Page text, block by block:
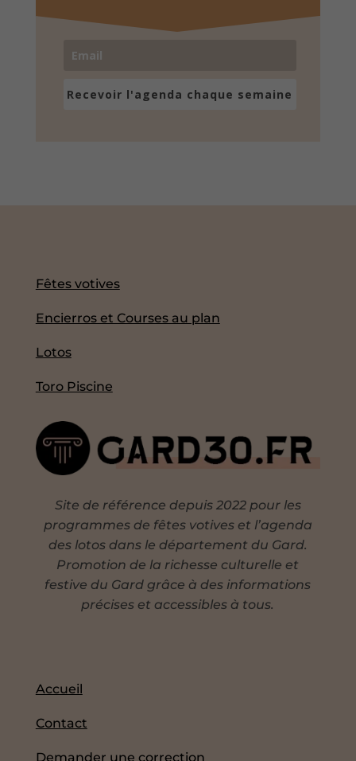
Recevoir l'agenda chaque semaine
Fêtes votives
Encierros et Courses au plan
Lotos
Toro Piscine
Site de référence depuis 2022 pour les
programmes de fêtes votives et l’agenda
des lotos dans le département du Gard.
Promotion de la richesse culturelle et
festive du Gard grâce à des informations
précises et accessibles à tous.
Accueil
Contact
Demander une correction